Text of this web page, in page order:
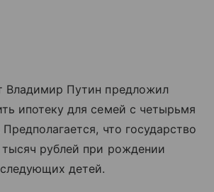
Владимир Путин предложил
ипотеку для семей с четырьмя
что государство
рублей при рождении
детей.